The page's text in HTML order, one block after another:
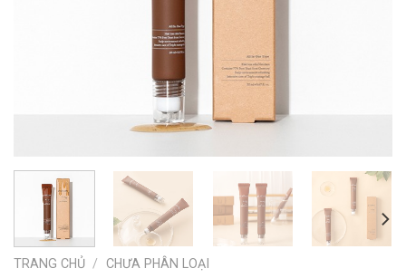
TRANG CHỦ / CHƯA PHÂN LOẠI